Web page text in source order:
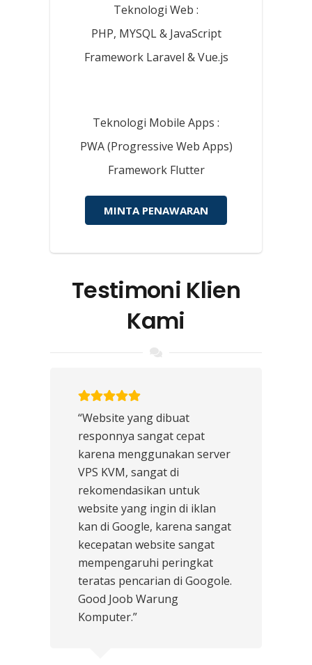
Teknologi Web :
PHP, MYSQL & JavaScript
Framework Laravel & Vue.js
Teknologi Mobile Apps :
PWA (Progressive Web Apps)
Framework Flutter
MINTA PENAWARAN
Testimoni Klien
Kami
“Website yang dibuat
responnya sangat cepat
karena menggunakan server
VPS KVM, sangat di
rekomendasikan untuk
website yang ingin di iklan
kan di Google, karena sangat
kecepatan website sangat
mempengaruhi peringkat
teratas pencarian di Googole.
Good Joob Warung
Komputer.”